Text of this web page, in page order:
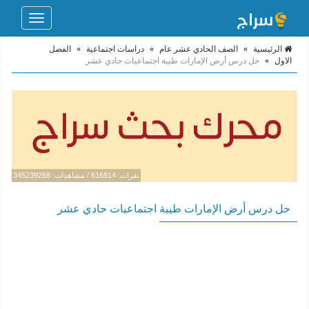
Toggle
الرئيسية » الصف الحادي عشر عام » دراسات اجتماعية »
الفصل
الاول » حل درس أرض الإمارات طيبة اجتماعيات حادي عشر
نقرات: 616814 / مشاهدات: 345239268
حل درس أرض الإمارات طيبة اجتماعيات حادي عشر